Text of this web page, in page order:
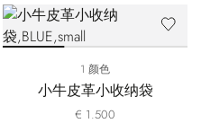
1 颜色
小牛皮革小收纳袋
€ 1.500